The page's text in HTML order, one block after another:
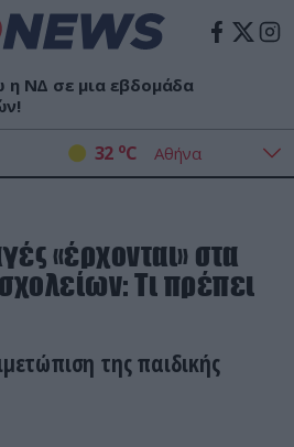
η ΝΔ σε μια εβδομάδα
32 oC
«έρχονται» στα
Tι πρέπει
της παιδικής